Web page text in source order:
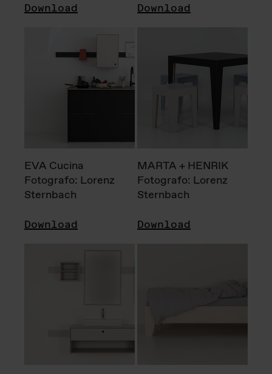
Download Download
EVA Cucina
Fotografo: Lorenz
Sternbach
Download
MARTA + HENRIK
Fotografo: Lorenz
Sternbach
Download